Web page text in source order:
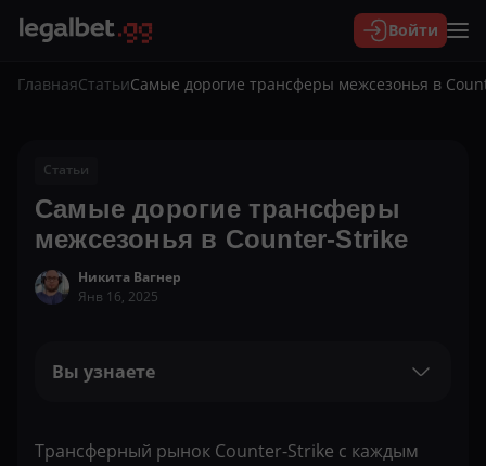
Войти
ГлавнаяСтатьиСамые дорогие трансферы межсезонья в
Статьи
Самые дорогие трансферы
межсезонья в Counter-Strike
Никита Вагнер
Янв 16, 2025
Вы узнаете
Трансферный рынок Counter-Strike с каждым